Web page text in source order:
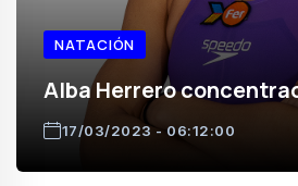
NATACIÓN
Alba Herrero
17/03/2023 - 06:12:00